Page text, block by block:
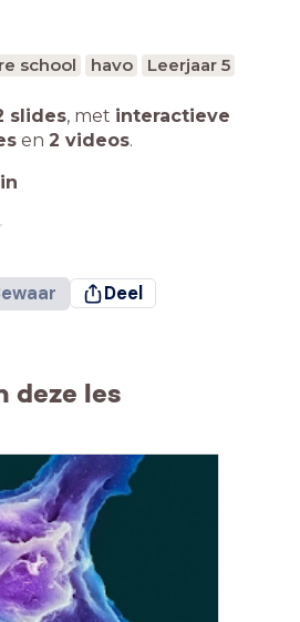
school havo Leerjaar 5
slides, met interactieve
en 2 videos.
Deel
deze les